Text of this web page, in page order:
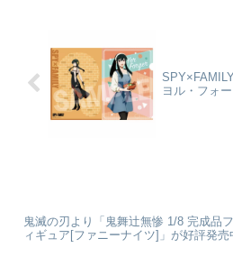
ヨル・フォ
鬼滅の刃より「鬼舞辻無惨 1/8 完成品フ
ィギュア[ファニーナイツ]」が好評発売